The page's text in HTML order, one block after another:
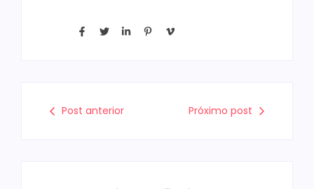
Post anterior Próximo post